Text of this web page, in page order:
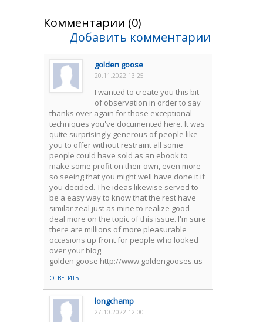
Комментарии (0)
Добавить комментарии
golden goose
20.11.2022 13:25
I wanted to create you this bit
of observation in order to say
thanks over again for those exceptional
techniques you've documented here. It was
quite surprisingly generous of people like
you to offer without restraint all some
people could have sold as an ebook to
make some profit on their own, even more
so seeing that you might well have done it if
you decided. The ideas likewise served to
be a easy way to know that the rest have
similar zeal just as mine to realize good
deal more on the topic of this issue. I'm sure
there are millions of more pleasurable
occasions up front for people who looked
over your blog.
golden goose http://www.goldengooses.us
ОТВЕТИТЬ
longchamp
27.10.2022 12:00